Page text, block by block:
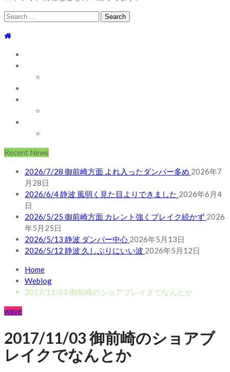
Search
Recent News
2026/7/28 御前崎方面 よれ入ったダンパー多め 2026年7
月28日
2026/6/4 静波 風弱く見た目よりできました 2026年6月4
日
2026/5/25 御前崎方面 カレント強くブレイク続かず 2026
年5月25日
2026/5/13 静波 ダンパー中心 2026年5月13日
2026/5/12 静波 久しぶりにいい波 2026年5月12日
Home
Weblog
2017/11/03 御前崎のショアブレイクでなんとか
wave
2017/11/03 御前崎のショアブ
レイクでなんとか